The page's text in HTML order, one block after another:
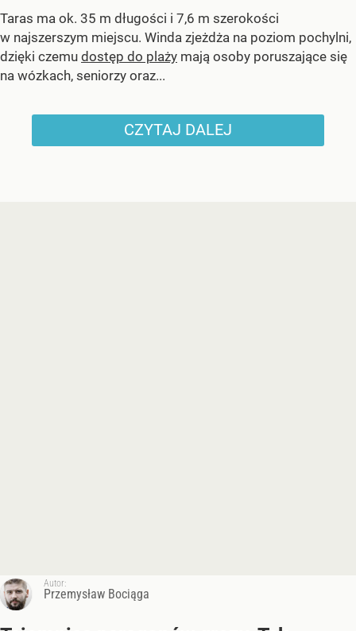
Taras ma ok. 35 m długości i 7,6 m szerokości
w najszerszym miejscu. Winda zjeżdża na poziom pochylni,
dzięki czemu dostęp do plaży mają osoby poruszające się
na wózkach, seniorzy oraz...
CZYTAJ DALEJ
Autor:
Przemysław Bociąga